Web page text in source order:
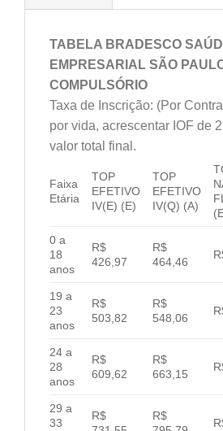
TABELA BRADESCO
EMPRESARIAL SÃO
COMPULSÓRIO
Taxa de Inscrição: (Por
por vida, acrescentar IOF de
valor total final.
Faixa
Etária
TOP
EFETIVO
IV(E) (E)
TOP
EFETIVO
IV(Q) (A)
0 a
18
anos
R$
426,97
R$
464,46
19 a
23
anos
R$
503,82
R$
548,06
24 a
28
anos
R$
609,62
R$
663,15
29 a
33
R$
R$